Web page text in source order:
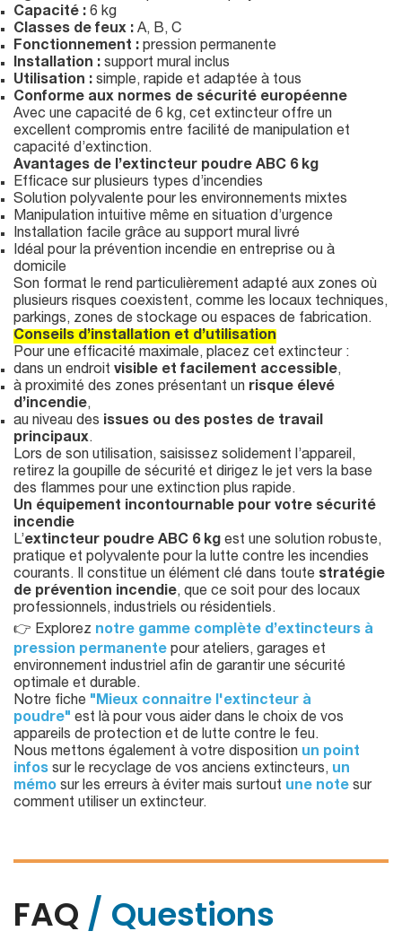
Capacité : 6 kg
Classes de feux : A, B, C
Fonctionnement : pression permanente
Installation : support mural inclus
Utilisation : simple, rapide et adaptée à tous
Conforme aux normes de sécurité européenne
Avec une capacité de 6 kg, cet extincteur offre un
excellent compromis entre facilité de manipulation et
capacité d’extinction.
Avantages de l’extincteur poudre ABC 6 kg
Efficace sur plusieurs types d’incendies
Solution polyvalente pour les environnements mixtes
Manipulation intuitive même en situation d’urgence
Installation facile grâce au support mural livré
Idéal pour la prévention incendie en entreprise ou à
domicile
Son format le rend particulièrement adapté aux zones où
plusieurs risques coexistent, comme les locaux techniques,
parkings, zones de stockage ou espaces de fabrication.
Conseils d’installation et d’utilisation
Pour une efficacité maximale, placez cet extincteur :
dans un endroit visible et facilement accessible,
à proximité des zones présentant un risque élevé
d’incendie,
au niveau des issues ou des postes de travail
principaux.
Lors de son utilisation, saisissez solidement l’appareil,
retirez la goupille de sécurité et dirigez le jet vers la base
des flammes pour une extinction plus rapide.
Un équipement incontournable pour votre sécurité
incendie
L’extincteur poudre ABC 6 kg est une solution robuste,
pratique et polyvalente pour la lutte contre les incendies
courants. Il constitue un élément clé dans toute stratégie
de prévention incendie, que ce soit pour des locaux
professionnels, industriels ou résidentiels.
👉 Explorez notre gamme complète d’extincteurs à
pression permanente pour ateliers, garages et
environnement industriel afin de garantir une sécurité
optimale et durable.
Notre fiche "Mieux connaitre l'extincteur à
poudre" est là pour vous aider dans le choix de vos
appareils de protection et de lutte contre le feu.
Nous mettons également à votre disposition un point
infos sur le recyclage de vos anciens extincteurs, un
mémo sur les erreurs à éviter mais surtout une note sur
comment utiliser un extincteur.
FAQ / Questions